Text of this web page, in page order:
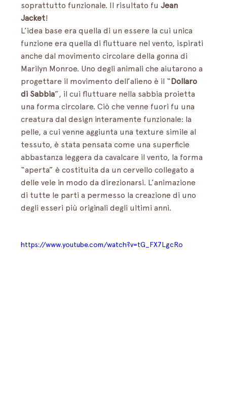
soprattutto funzionale. Il risultato fu Jean
Jacket!
L’idea base era quella di un essere la cui unica
funzione era quella di fluttuare nel vento, ispirati
anche dal movimento circolare della gonna di
Marilyn Monroe. Uno degli animali che aiutarono a
progettare il movimento dell’alieno è il “Dollaro
di Sabbia”, il cui fluttuare nella sabbia proietta
una forma circolare. Ciò che venne fuori fu una
creatura dal design interamente funzionale: la
pelle, a cui venne aggiunta una texture simile al
tessuto, è stata pensata come una superficie
abbastanza leggera da cavalcare il vento, la forma
“aperta” è costituita da un cervello collegato a
delle vele in modo da direzionarsi. L’animazione
di tutte le parti a permesso la creazione di uno
degli esseri più originali degli ultimi anni.
https://www.youtube.com/watch?v=tG_FX7LgcRo